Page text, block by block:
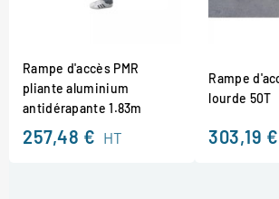
Rampe d'accès PMR
pliante aluminium
antidérapante 1.83m
257,48 € HT
Rampe
lourde 50T
303,19 €